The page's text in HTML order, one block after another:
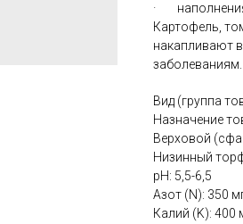
· наполнения
Картофель,
накапливают
заболеваниям.
Вид (группа
Назначение
Верховой
Низинный
pH: 5,5-6,5
Азот (N): 350
Калий (K): 400